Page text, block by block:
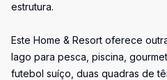
estrutura.
Este Home & Resort oferece
lago para pesca, piscina,
futebol suíço, duas quadras de